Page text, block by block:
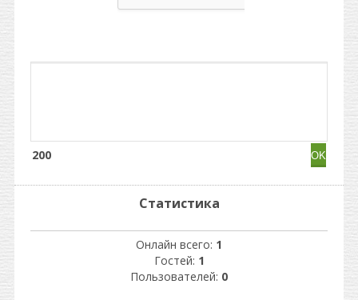
200
Статистика
Онлайн всего: 1
Гостей: 1
Пользователей: 0